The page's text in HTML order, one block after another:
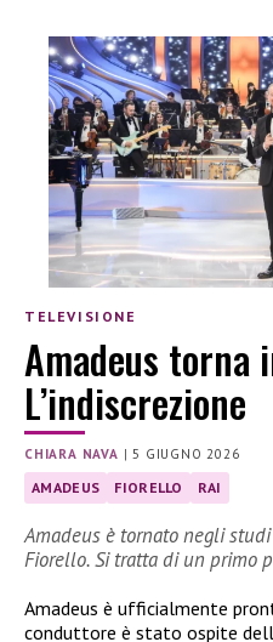
TELEVISIONE
Amadeus torna
L’indiscrezione
CHIARA NAVA | 5 GIUGNO 2026
AMADEUS FIORELLO RAI
Amadeus è tornato negli
Fiorello. Si tratta di un primo
Amadeus è ufficialmente
conduttore è stato ospite